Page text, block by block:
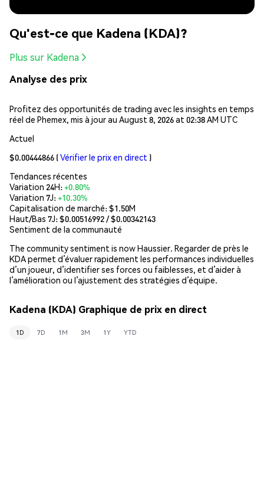
Qu'est-ce que Kadena (KDA)?
Plus sur Kadena
Analyse des prix
Profitez des opportunités de trading avec les insights en temps
réel de Phemex, mis à jour au August 8, 2026 at 02:38 AM UTC
Actuel
$0.00444866 (Vérifier le prix en direct )
Tendances récentes
Variation 24H:+0.80%
Variation 7J:+10.30%
Capitalisation de marché:$1.50M
Haut/Bas 7J: $0.00516992/ $0.00342143
Sentiment de la communauté
The community sentiment is now Haussier. Regarder de près le
KDA permet d’évaluer rapidement les performances individuelles
d’un joueur, d’identifier ses forces ou faiblesses, et d’aider à
l’amélioration ou l’ajustement des stratégies d’équipe.
Kadena (KDA) Graphique de prix en direct
1D 7D 1M 3M 1Y YTD